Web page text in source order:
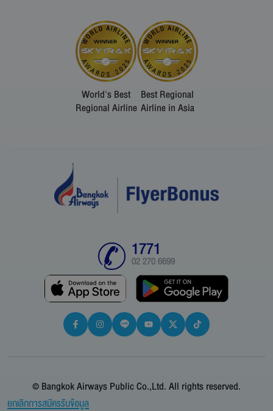
World's Best
Regional Airline
Best Regional
Airline in Asia
1771
02 270 6699
© Bangkok Airways Public Co.,Ltd. All rights reserved.
ยกเลิกการสมัครรับข้อมูล